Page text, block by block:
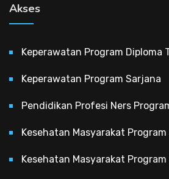
Akses
Keperawatan Program Diploma
Keperawatan Program Sarjana
Pendidikan Profesi Ners
Kesehatan Masyarakat Program
Kesehatan Masyarakat